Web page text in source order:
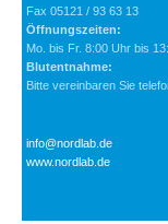
Fax 05121 / 93 63 13
Öffnungszeiten:
Mo. bis Fr. 8:00 Uhr bis
Blutentnahme:
Bitte vereinbaren Sie
info@nordlab.de
www.nordlab.de